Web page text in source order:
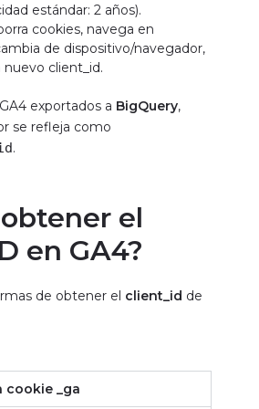
estándar: 2 años).
cookies, navega en
de dispositivo/navegador,
client_id.
exportados a BigQuery,
se refleja como
.
el
en GA4?
de obtener el client_id de
cookie _ga